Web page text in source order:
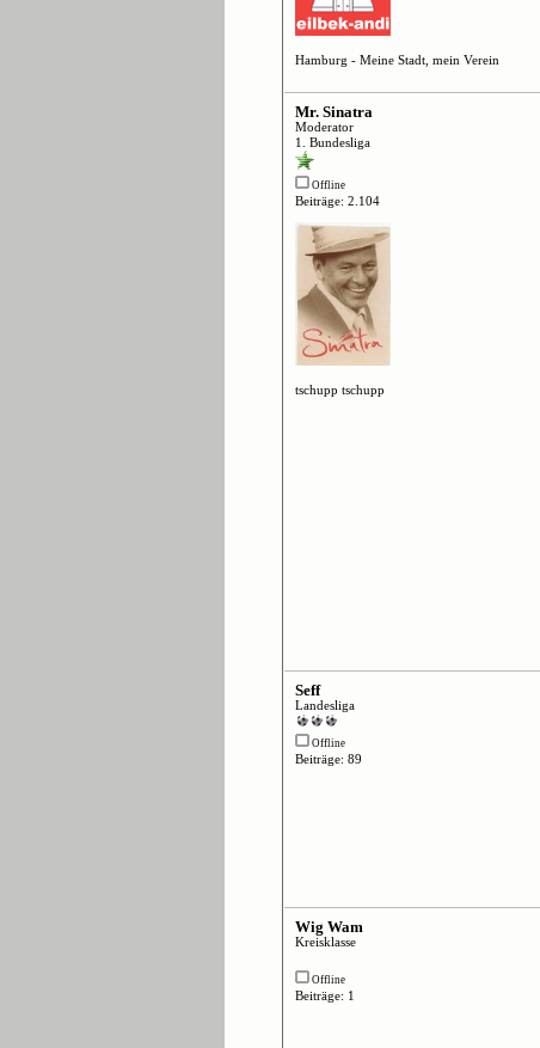
Hamburg - Meine Stadt, mein Verein
Mr. Sinatra
Moderator
1. Bundesliga
Offline
Beiträge: 2.104
tschupp tschupp
Seff
Landesliga
Offline
Beiträge: 89
Wig Wam
Kreisklasse
Offline
Beiträge: 1